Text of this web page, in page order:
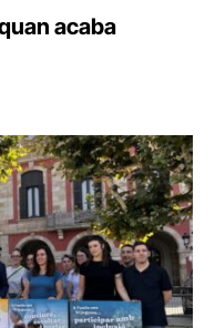
acaba